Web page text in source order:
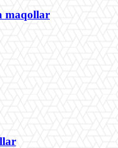
maqollar